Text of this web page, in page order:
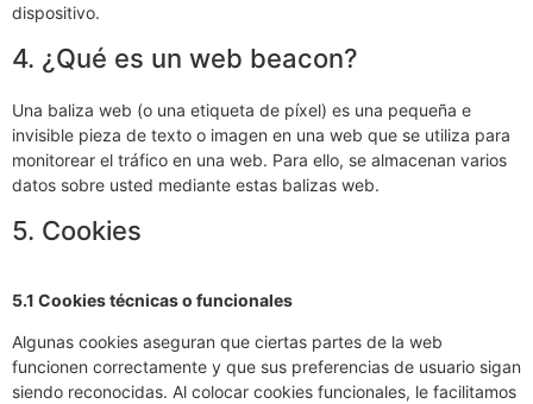
dispositivo.
4. ¿Qué es un web beacon?
Una baliza web (o una etiqueta de píxel) es una pequeña e
invisible pieza de texto o imagen en una web que se utiliza para
monitorear el tráfico en una web. Para ello, se almacenan varios
datos sobre usted mediante estas balizas web.
5. Cookies
5.1 Cookies técnicas o funcionales
Algunas cookies aseguran que ciertas partes de la web
funcionen correctamente y que sus preferencias de usuario sigan
siendo reconocidas. Al colocar cookies funcionales, le facilitamos